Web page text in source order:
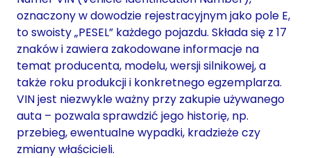
oznaczony w dowodzie rejestracyjnym jako pole E,
to swoisty „PESEL” każdego pojazdu. Składa się z 17
znaków i zawiera zakodowane informacje na
temat producenta, modelu, wersji silnikowej, a
także roku produkcji i konkretnego egzemplarza.
VIN jest niezwykle ważny przy zakupie używanego
auta – pozwala sprawdzić jego historię, np.
przebieg, ewentualne wypadki, kradzieże czy
zmiany właścicieli.